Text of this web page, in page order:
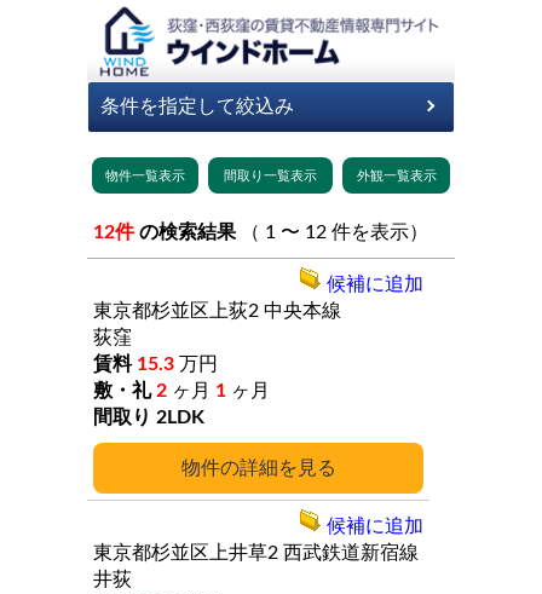
12件 の検索結果 （ 1 〜 12 件を表示）
詳細
東京都杉並区上荻2 中央本線
荻窪
15.3 万円
2 ヶ月 1 ヶ月
2LDK
候補に追加
東京都杉並区上井草2 西武鉄道新宿線
井荻
候補に追加